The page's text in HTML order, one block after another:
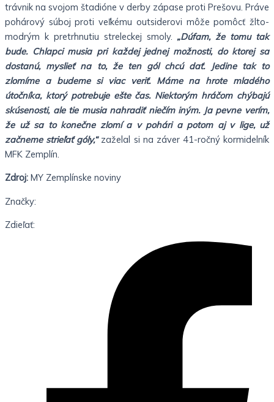
trávnik na svojom štadióne v derby zápase proti Prešovu. Práve
pohárový súboj proti veľkému outsiderovi môže pomôcť žlto-
modrým k pretrhnutiu streleckej smoly. „Dúfam, že tomu tak
bude. Chlapci musia pri každej jednej možnosti, do ktorej sa
dostanú, myslieť na to, že ten gól chcú dať. Jedine tak to
zlomíme a budeme si viac veriť. Máme na hrote mladého
útočníka, ktorý potrebuje ešte čas. Niektorým hráčom chýbajú
skúsenosti, ale tie musia nahradiť niečím iným. Ja pevne verím,
že už sa to konečne zlomí a v pohári a potom aj v lige, už
začneme strieľať góly,“zaželal si na záver 41-ročný kormidelník
MFK Zemplín.
Zdroj: MY Zemplínske noviny
Značky:
Zdieľať: